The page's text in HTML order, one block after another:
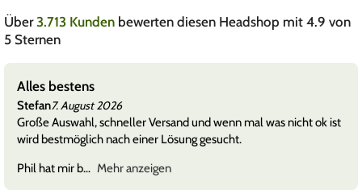
Über3.713 Kunden bewerten diesen Headshop mit 4.9 von
5 Sternen
Alles bestens
Stefan7. August 2026
Große Auswahl, schneller Versand und wenn mal was nicht ok ist
wird bestmöglich nach einer Lösung gesucht.
Phil hat mir b
Mehr anzeigen